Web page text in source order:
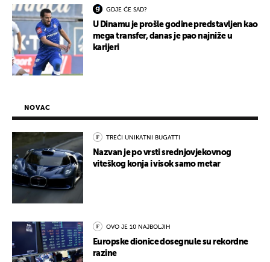
GDJE ĆE SAD?
U Dinamu je prošle godine predstavljen kao
mega transfer, danas je pao najniže u
karijeri
NOVAC
TREĆI UNIKATNI BUGATTI
Nazvan je po vrsti srednjovjekovnog
viteškog konja i visok samo metar
OVO JE 10 NAJBOLJIH
Europske dionice dosegnule su rekordne
razine